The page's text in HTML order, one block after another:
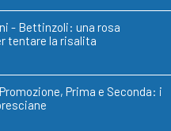
- Bettinzoli: una rosa
tentare la risalita
Prima e Seconda: i